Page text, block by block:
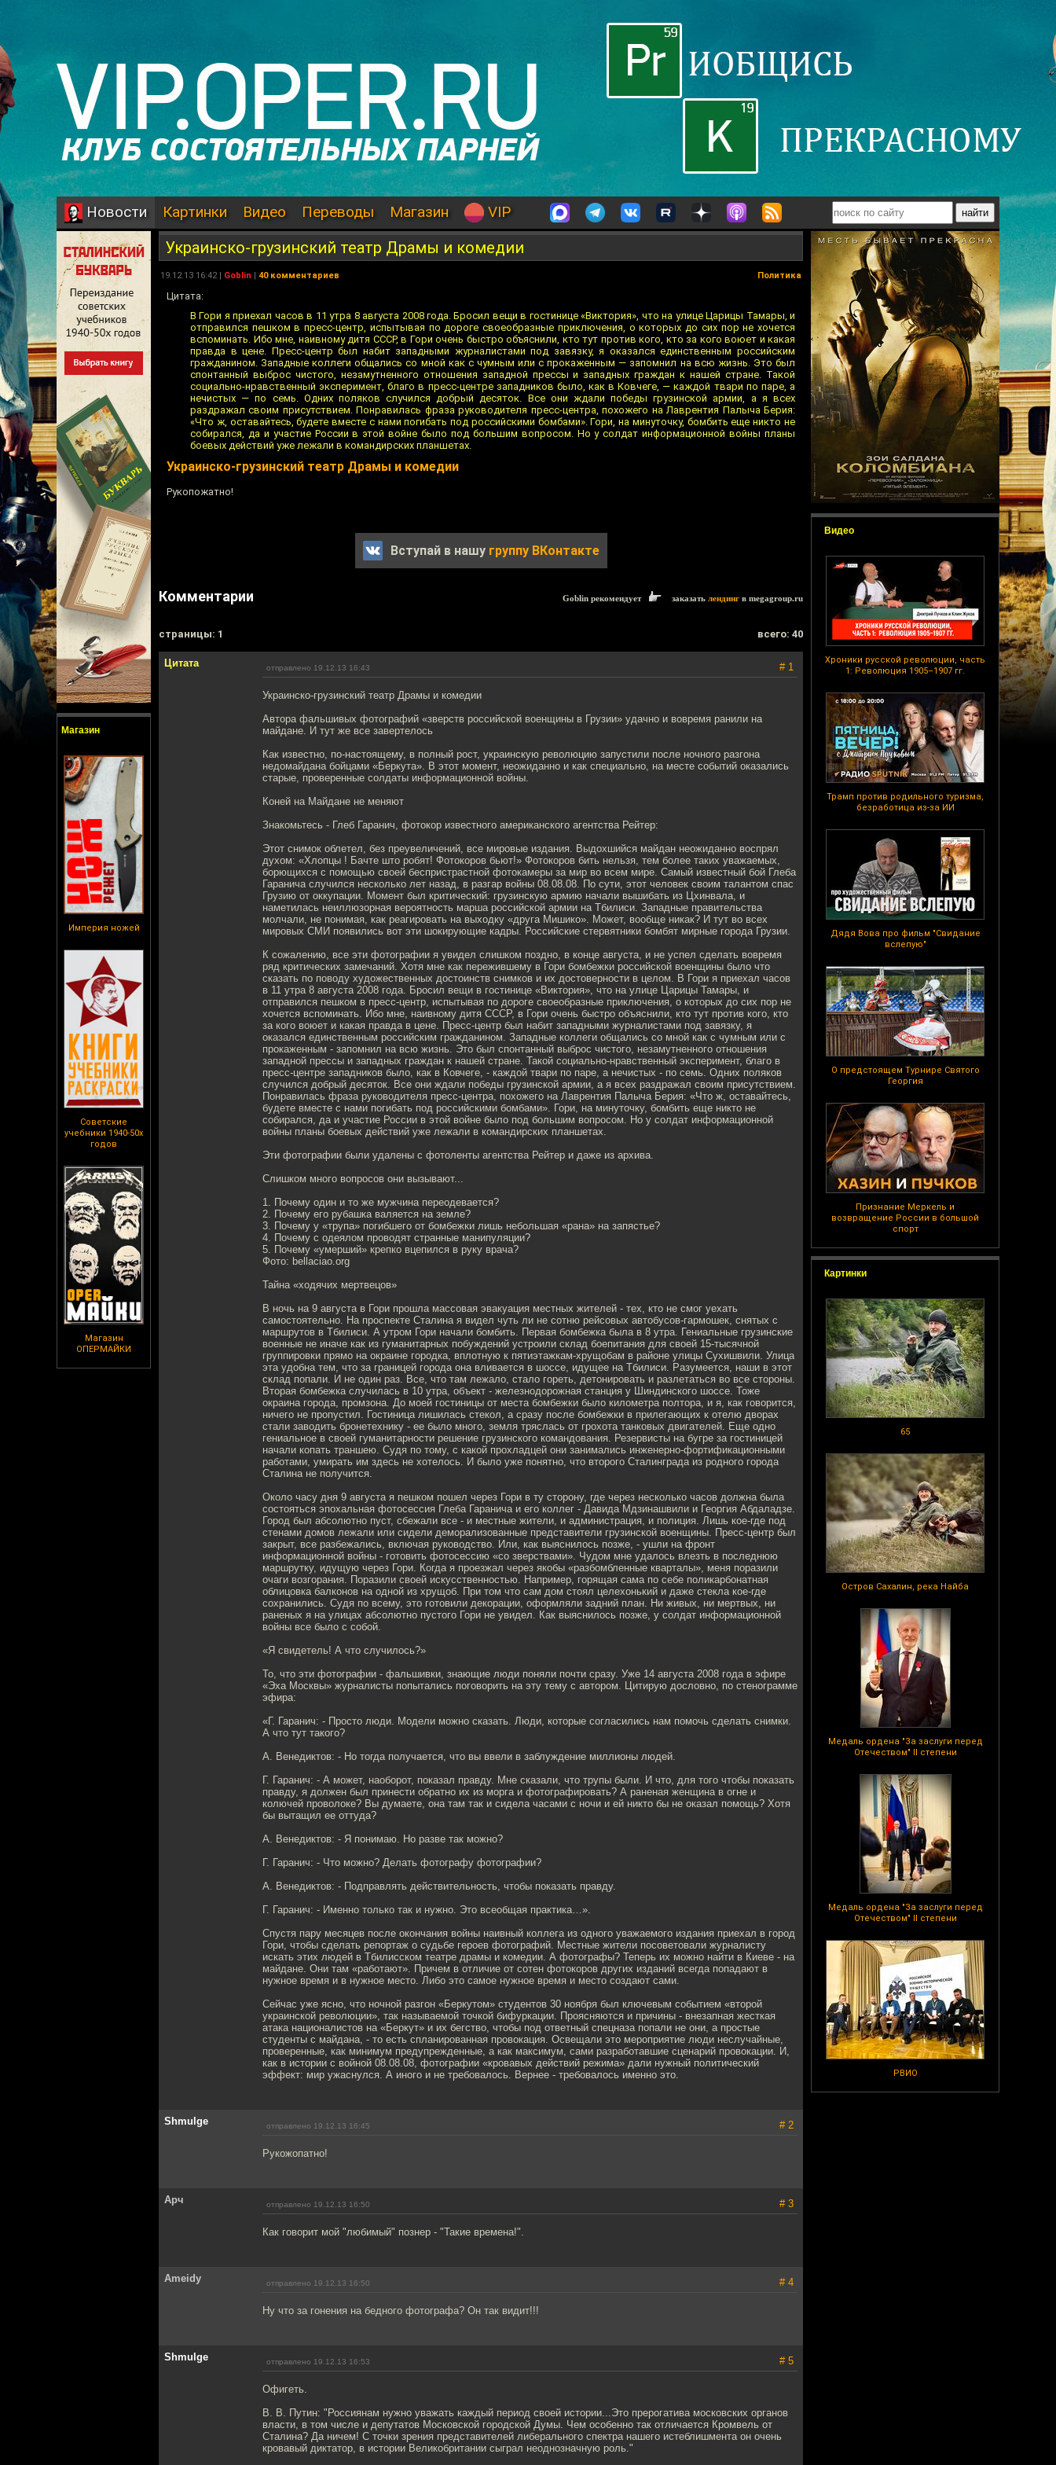
Новости Картинки Видео Переводы Магазин VIP
Магазин
Империя ножей
Советские
учебники 1940-50х
годов
Магазин
ОПЕРМАЙКИ
Видео
Хроники русской революции, часть
1: Революция 1905–1907 гг.
Трамп против родильного туризма,
безработица из-за ИИ
Дядя Вова про фильм "Свидание
вслепую"
О предстоящем Турнире Святого
Георгия
Признание Меркель и
возвращение России в большой
спорт
Картинки
65
Остров Сахалин, река Найба
Медаль ордена "За заслуги перед
Отечеством" II степени
Медаль ордена "За заслуги перед
Отечеством" II степени
РВИО
Украинско-грузинский театр Драмы и комедии
19.12.13 16:42 | Goblin | 40 комментариев Политика
Цитата:
В Гори я приехал часов в 11 утра 8 августа 2008 года. Бросил вещи в гостинице «Виктория», что на улице Царицы Тамары, и
отправился пешком в пресс-центр, испытывая по дороге своеобразные приключения, о которых до сих пор не хочется
вспоминать. Ибо мне, наивному дитя СССР, в Гори очень быстро объяснили, кто тут против кого, кто за кого воюет и какая
правда в цене. Пресс-центр был набит западными журналистами под завязку, я оказался единственным российским
гражданином. Западные коллеги общались со мной как с чумным или с прокаженным — запомнил на всю жизнь. Это был
спонтанный выброс чистого, незамутненного отношения западной прессы и западных граждан к нашей стране. Такой
социально-нравственный эксперимент, благо в пресс-центре западников было, как в Ковчеге, — каждой твари по паре, а
нечистых — по семь. Одних поляков случился добрый десяток. Все они ждали победы грузинской армии, а я всех
раздражал своим присутствием. Понравилась фраза руководителя пресс-центра, похожего на Лаврентия Палыча Берия:
«Что ж, оставайтесь, будете вместе с нами погибать под российскими бомбами». Гори, на минуточку, бомбить еще никто не
собирался, да и участие России в этой войне было под большим вопросом. Но у солдат информационной войны планы
боевых действий уже лежали в командирских планшетах.
Украинско-грузинский театр Драмы и комедии
Рукопожатно!
Вступай в нашу группу ВКонтакте
Комментарии Goblin рекомендует заказать лендинг в megagroup.ru
cтраницы: 1 всего: 40
Цитата отправлено 19.12.13 16:43 # 1
Украинско-грузинский театр Драмы и комедии
Автора фальшивых фотографий «зверств российской военщины в Грузии» удачно и вовремя ранили на
майдане. И тут же все завертелось
Как известно, по-настоящему, в полный рост, украинскую революцию запустили после ночного разгона
недомайдана бойцами «Беркута». В этот момент, неожиданно и как специально, на месте событий оказались
старые, проверенные солдаты информационной войны.
Коней на Майдане не меняют
Знакомьтесь - Глеб Гаранич, фотокор известного американского агентства Рейтер:
Этот снимок облетел, без преувеличений, все мировые издания. Выдохшийся майдан неожиданно воспрял
духом: «Хлопцы ! Бачте што робят! Фотокоров бьют!» Фотокоров бить нельзя, тем более таких уважаемых,
борющихся с помощью своей беспристрастной фотокамеры за мир во всем мире. Самый известный бой Глеба
Гаранича случился несколько лет назад, в разгар войны 08.08.08. По сути, этот человек своим талантом спас
Грузию от оккупации. Момент был критический: грузинскую армию начали вышибать из Цхинвала, и
наметилась неиллюзорная вероятность марша российской армии на Тбилиси. Западные правительства
молчали, не понимая, как реагировать на выходку «друга Мишико». Может, вообще никак? И тут во всех
мировых СМИ появились вот эти шокирующие кадры. Российские стервятники бомбят мирные города Грузии.
К сожалению, все эти фотографии я увидел слишком поздно, в конце августа, и не успел сделать вовремя
ряд критических замечаний. Хотя мне как пережившему в Гори бомбежки российской военщины было что
сказать по поводу художественных достоинств cнимков и их достоверности в целом. В Гори я приехал часов
в 11 утра 8 августа 2008 года. Бросил вещи в гостинице «Виктория», что на улице Царицы Тамары, и
отправился пешком в пресс-центр, испытывая по дороге своеобразные приключения, о которых до сих пор не
хочется вспоминать. Ибо мне, наивному дитя СССР, в Гори очень быстро объяснили, кто тут против кого, кто
за кого воюет и какая правда в цене. Пресс-центр был набит западными журналистами под завязку, я
оказался единственным российским гражданином. Западные коллеги общались со мной как с чумным или с
прокаженным - запомнил на всю жизнь. Это был спонтанный выброс чистого, незамутненного отношения
западной прессы и западных граждан к нашей стране. Такой социально-нравственный эксперимент, благо в
пресс-центре западников было, как в Ковчеге, - каждой твари по паре, а нечистых - по семь. Одних поляков
случился добрый десяток. Все они ждали победы грузинской армии, а я всех раздражал своим присутствием.
Понравилась фраза руководителя пресс-центра, похожего на Лаврентия Палыча Берия: «Что ж, оставайтесь,
будете вместе с нами погибать под российскими бомбами». Гори, на минуточку, бомбить еще никто не
собирался, да и участие России в этой войне было под большим вопросом. Но у солдат информационной
войны планы боевых действий уже лежали в командирских планшетах.
Эти фотографии были удалены с фотоленты агентства Рейтер и даже из архива.
Слишком много вопросов они вызывают...
1. Почему один и то же мужчина переодевается?
2. Почему его рубашка валяется на земле?
3. Почему у «трупа» погибшего от бомбежки лишь небольшая «рана» на запястье?
4. Почему с одеялом проводят странные манипуляции?
5. Почему «умерший» крепко вцепился в руку врача?
Фото: bellaciao.org
Тайна «ходячих мертвецов»
В ночь на 9 августа в Гори прошла массовая эвакуация местных жителей - тех, кто не смог уехать
самостоятельно. На проспекте Сталина я видел чуть ли не сотню рейсовых автобусов-гармошек, снятых с
маршрутов в Тбилиси. А утром Гори начали бомбить. Первая бомбежка была в 8 утра. Гениальные грузинские
военные не иначе как из гуманитарных побуждений устроили склад боепитания для своей 15-тысячной
группировки прямо на окраине городка, вплотную к пятиэтажкам-хрущобам в районе улицы Сухишвили. Улица
эта удобна тем, что за границей города она вливается в шоссе, идущее на Тбилиси. Разумеется, наши в этот
склад попали. И не один раз. Все, что там лежало, стало гореть, детонировать и разлетаться во все стороны.
Вторая бомбежка случилась в 10 утра, объект - железнодорожная станция у Шиндинского шоссе. Тоже
окраина города, промзона. До моей гостиницы от места бомбежки было километра полтора, и я, как говорится,
ничего не пропустил. Гостиница лишилась стекол, а сразу после бомбежки в прилегающих к отелю дворах
стали заводить бронетехнику - ее было много, земля тряслась от грохота танковых двигателей. Еще одно
гениальное в своей гуманитарности решение грузинского командования. Резервисты на бугре за гостиницей
начали копать траншею. Судя по тому, с какой прохладцей они занимались инженерно-фортификационными
работами, умирать им здесь не хотелось. И было уже понятно, что второго Сталинграда из родного города
Сталина не получится.
Около часу дня 9 августа я пешком пошел через Гори в ту сторону, где через несколько часов должна была
состояться эпохальная фотосессия Глеба Гаранича и его коллег - Давида Мдзинашвили и Георгия Абдаладзе.
Город был абсолютно пуст, сбежали все - и местные жители, и администрация, и полиция. Лишь кое-где под
стенами домов лежали или сидели деморализованные представители грузинской военщины. Пресс-центр был
закрыт, все разбежались, включая руководство. Или, как выяснилось позже, - ушли на фронт
информационной войны - готовить фотосессию «со зверствами». Чудом мне удалось влезть в последнюю
маршрутку, идущую через Гори. Когда я проезжал через якобы «разбомбленные кварталы», меня поразили
очаги возгорания. Поразили своей искусственностью. Например, горящая сама по себе поликарбонатная
облицовка балконов на одной из хрущоб. При том что сам дом стоял целехонький и даже стекла кое-где
сохранились. Судя по всему, это готовили декорации, оформляли задний план. Ни живых, ни мертвых, ни
раненых я на улицах абсолютно пустого Гори не увидел. Как выяснилось позже, у солдат информационной
войны все было с собой.
«Я свидетель! А что случилось?»
То, что эти фотографии - фальшивки, знающие люди поняли почти сразу. Уже 14 августа 2008 года в эфире
«Эха Москвы» журналисты попытались поговорить на эту тему с автором. Цитирую дословно, по стенограмме
эфира:
«Г. Гаранич: - Просто люди. Модели можно сказать. Люди, которые согласились нам помочь сделать снимки.
А что тут такого?
А. Венедиктов: - Но тогда получается, что вы ввели в заблуждение миллионы людей.
Г. Гаранич: - А может, наоборот, показал правду. Мне сказали, что трупы были. И что, для того чтобы показать
правду, я должен был принести обратно их из морга и фотографировать? А раненая женщина в огне и
колючей проволоке? Вы думаете, она там так и сидела часами с ночи и ей никто бы не оказал помощь? Хотя
бы вытащил ее оттуда?
А. Венедиктов: - Я понимаю. Но разве так можно?
Г. Гаранич: - Что можно? Делать фотографу фотографии?
А. Венедиктов: - Подправлять действительность, чтобы показать правду.
Г. Гаранич: - Именно только так и нужно. Это всеобщая практика…».
Спустя пару месяцев после окончания войны наивный коллега из одного уважаемого издания приехал в город
Гори, чтобы сделать репортаж о судьбе героев фотографий. Местные жители посоветовали журналисту
искать этих людей в Тбилисском театре драмы и комедии. А фотографы? Теперь их можно найти в Киеве - на
майдане. Они там «работают». Причем в отличие от сотен фотокоров других изданий всегда попадают в
нужное время и в нужное место. Либо это самое нужное время и место создают сами.
Сейчас уже ясно, что ночной разгон «Беркутом» студентов 30 ноября был ключевым событием «второй
украинской революции», так называемой точкой бифуркации. Проясняются и причины - внезапная жесткая
атака националистов на «Беркут» и их бегство, чтобы под ответный спецназа попали не они, а простые
студенты с майдана, - то есть спланированная провокация. Освещали это мероприятие люди неслучайные,
проверенные, как минимум предупрежденные, а как максимум, сами разработавшие сценарий провокации. И,
как в истории с войной 08.08.08, фотографии «кровавых действий режима» дали нужный политический
эффект: мир ужаснулся. А иного и не требовалось. Вернее - требовалось именно это.
Shmulge отправлено 19.12.13 16:45 # 2
Рукожопатно!
Арч отправлено 19.12.13 16:50 # 3
Как говорит мой "любимый" познер - "Такие времена!".
Ameidy отправлено 19.12.13 16:50 # 4
Ну что за гонения на бедного фотографа? Он так видит!!!
Shmulge отправлено 19.12.13 16:53 # 5
Офигеть.
В. В. Путин: "Россиянам нужно уважать каждый период своей истории...Это прерогатива московских органов
власти, в том числе и депутатов Московской городской Думы. Чем особенно так отличается Кромвель от
Сталина? Да ничем! С точки зрения представителей либерального спектра нашего истеблишмента он очень
кровавый диктатор, в истории Великобритании сыграл неоднозначную роль."